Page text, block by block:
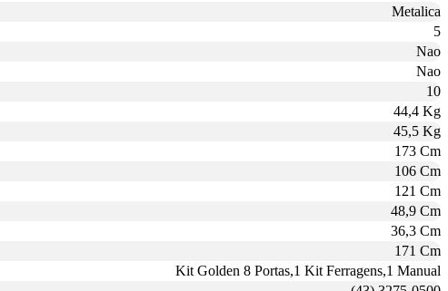
Metalica
5
Nao
Nao
10
44,4 Kg
45,5 Kg
173 Cm
106 Cm
121 Cm
48,9 Cm
36,3 Cm
171 Cm
Kit Golden 8 Portas,1 Kit Ferragens,1 Manual